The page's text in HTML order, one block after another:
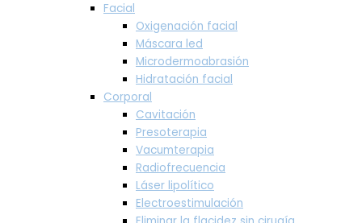
Facial
Oxigenación facial
Máscara led
Microdermoabrasión
Hidratación facial
Corporal
Cavitación
Presoterapia
Vacumterapia
Radiofrecuencia
Láser lipolítico
Electroestimulación